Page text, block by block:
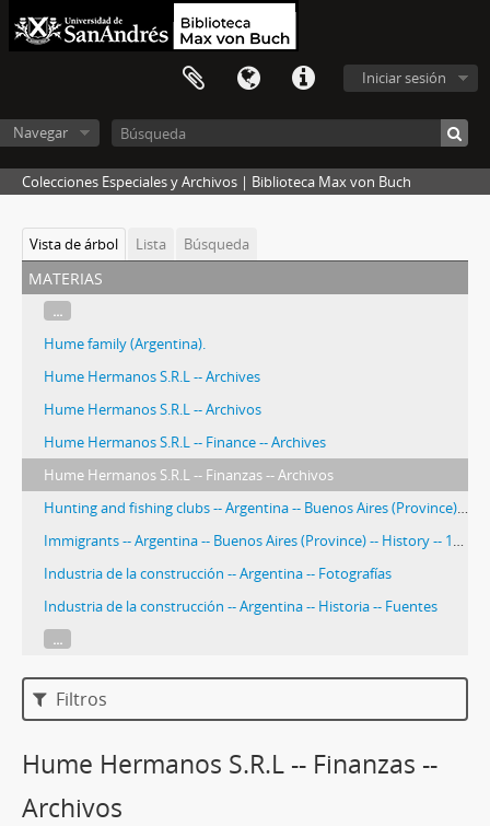
Iniciar sesión
Navegar
Colecciones Especiales y Archivos | Biblioteca Max von Buch
Vista de árbol Lista Búsqueda
materias
...
Hume family (Argentina).
Hume Hermanos S.R.L -- Archives
Hume Hermanos S.R.L -- Archivos
Hume Hermanos S.R.L -- Finance -- Archives
Hume Hermanos S.R.L -- Finanzas -- Archivos
Hunting and fishing clubs -- Argentina -- Buenos Aires (Province) -- History.
Immigrants -- Argentina -- Buenos Aires (Province) -- History -- 19th century
Industria de la construcción -- Argentina -- Fotografías
Industria de la construcción -- Argentina -- Historia -- Fuentes
...
Filtros
Hume Hermanos S.R.L -- Finanzas --
Archivos